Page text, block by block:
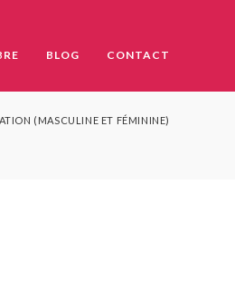
BLOG CONTACT
(MASCULINE ET FÉMININE)